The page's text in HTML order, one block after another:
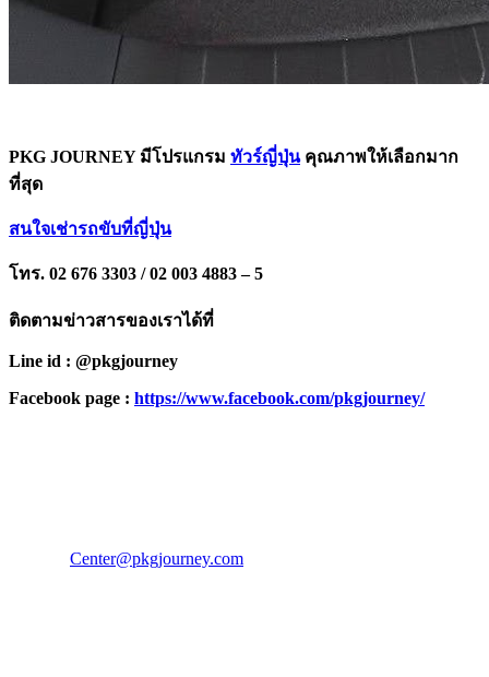
PKG JOURNEY มีโปรแกรม ทัวร์ญี่ปุ่นคุณภาพให้เลือกมาก
ที่สุด
สนใจเช่ารถขับที่ญี่ปุ่น
โทร. 02 676 3303 / 02 003 4883 – 5
ติดตามข่าวสารของเราได้ที่
Line id : @pkgjourney
Facebook page : https://www.facebook.com/pkgjourney/
Center@pkgjourney.com